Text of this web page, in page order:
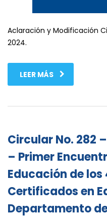
Aclaración y Modificación
2024.
LEER MÁS
Circular No. 282
– Primer
Educación de
Certificados en
Departamento